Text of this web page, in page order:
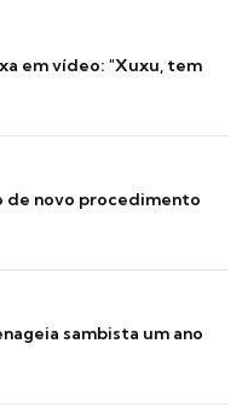
em vídeo: "Xuxu, tem
de novo procedimento
sambista um ano